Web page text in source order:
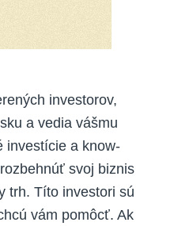
investorov,
a vedia vášmu
investície a know-
svoj biznis
trh. Títo investori sú
vám pomôcť. Ak